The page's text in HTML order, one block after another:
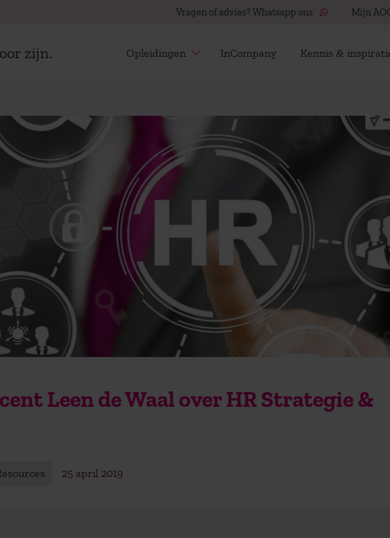
Vragen of advies? Whatsapp ons Mijn
zijn. Opleidingen InCompany Kennis &
Leen de Waal over HR Strategie &
25 april 2019